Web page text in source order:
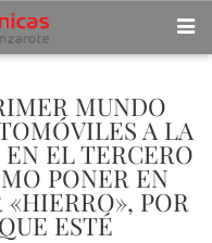
MUNDO
A LA
EL TERCERO
PONER EN
POR
ESTÉ